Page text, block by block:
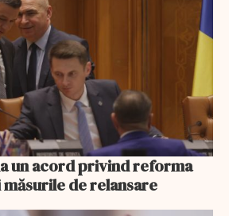
un acord privind reforma
de relansare